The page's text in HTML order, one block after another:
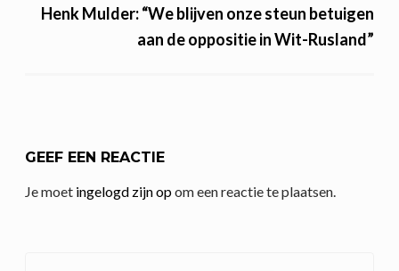
Henk Mulder: “We blijven onze steun betuigen
aan de oppositie in Wit-Rusland”
GEEF EEN REACTIE
Je moet ingelogd zijn opom een reactie te plaatsen.